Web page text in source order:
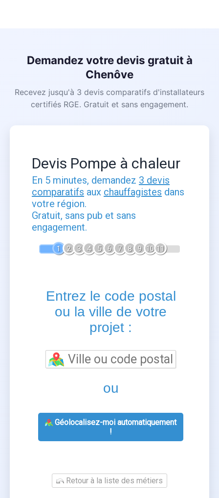
Demandez votre devis gratuit à
Chenôve
Recevez jusqu'à 3 devis comparatifs d'installateurs
certifiés RGE. Gratuit et sans engagement.
Devis Pompe à chaleur
En 5 minutes, demandez 3 devis
comparatifs aux chauffagistes dans
votre région.
Gratuit, sans pub et sans
engagement.
1 2 3 4 5 6 7 8 9 10 11
Entrez le code postal
ou la ville de votre
projet :
ou
Géolocalisez-moi automatiquement
!
Retour à la liste des métiers